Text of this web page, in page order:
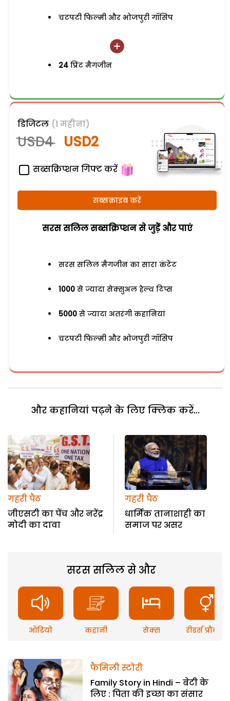
चटपटी फिल्मी और भोजपुरी गॉसिप
24 प्रिंट मैगजीन
डिजिटल (1 महीना)
USD4 USD2
सब्सक्रिप्शन गिफ्ट करें
सब्सक्राइब करें
सरस सलिल सब्सक्रिप्शन से जुड़ेें और पाएं
सरस सलिल मैगजीन का सारा कंटेंट
1000 से ज्यादा सेक्सुअल हेल्थ टिप्स
5000 से ज्यादा अतरंगी कहानियां
चटपटी फिल्मी और भोजपुरी गॉसिप
और कहानियां पढ़ने के लिए क्लिक करें...
गहरी पैठ
जीएसटी का पेंच और नरेंद्र
मोदी का दावा
गहरी पैठ
धार्मिक तानाशाही का
समाज पर असर
सरस सलिल से और
ऑडियो कहानी सेक्स रीडर्स प्रौब्लम
फैमिली स्टोरी
Family Story in Hindi – बेटी के
लिए : पिता की इच्छा का संसार